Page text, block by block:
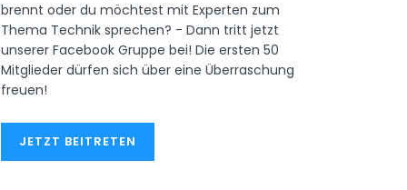
brennt oder du möchtest mit Experten zum
Thema Technik sprechen? - Dann tritt jetzt
unserer Facebook Gruppe bei! Die ersten 50
Mitglieder dürfen sich über eine Überraschung
freuen!
JETZT BEITRETEN